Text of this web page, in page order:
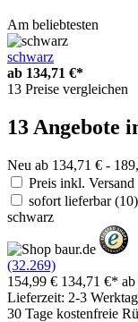
Am beliebtesten
schwarz
ab 134,71 €*
13 Preise vergleichen
13 Angebote
Neu ab 134,71 € -
Preis inkl. Versand
sofort lieferbar(10)
schwarz
(32.269)
154,99 € 134,71 €*
Lieferzeit: 2-3
30 Tage kostenfreie